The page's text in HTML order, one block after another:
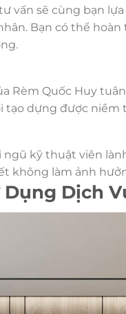
vấn sẽ cùng bạn
Bạn có thể
Rèm Quốc Huy
tạo dựng được niềm
kỹ thuật viên
không làm ảnh
Dịch